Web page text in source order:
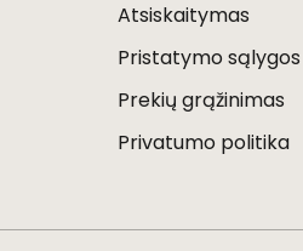
Atsiskaitymas
Pristatymo sąlygos
Prekių grąžinimas
Privatumo politika